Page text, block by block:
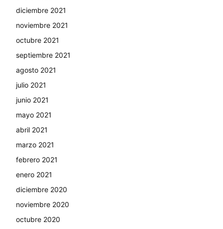
diciembre 2021
noviembre 2021
octubre 2021
septiembre 2021
agosto 2021
julio 2021
junio 2021
mayo 2021
abril 2021
marzo 2021
febrero 2021
enero 2021
diciembre 2020
noviembre 2020
octubre 2020